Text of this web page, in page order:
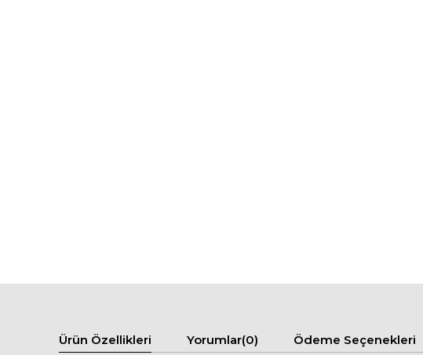
Ürün Özellikleri Yorumlar(0) Ödeme Seçenekleri